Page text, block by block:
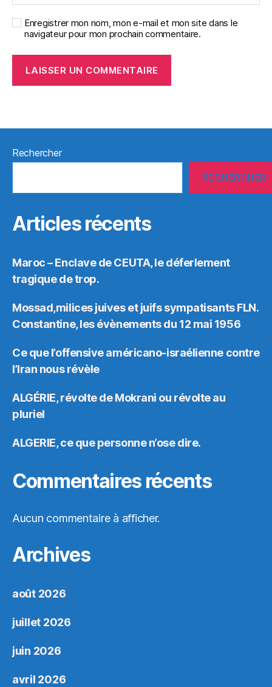
Enregistrer mon nom, mon e-mail et mon site dans le
navigateur pour mon prochain commentaire.
Rechercher
RECHERCHER
Articles récents
Maroc – Enclave de CEUTA, le déferlement
tragique de trop.
Mossad,milices juives et juifs sympatisants FLN.
Constantine, les évènements du 12 mai 1956
Ce que l’offensive américano-israélienne contre
l’Iran nous révèle
ALGÉRIE, révolte de Mokrani ou révolte au
pluriel
ALGERIE, ce que personne n’ose dire.
Commentaires récents
Aucun commentaire à afficher.
Archives
août 2026
juillet 2026
juin 2026
avril 2026